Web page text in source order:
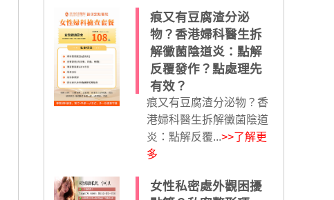
痕又有豆腐渣分泌
物？香港婦科醫生拆
解黴菌陰道炎：點解
反覆發作？點處理先
有效？
痕又有豆腐渣分泌物？香
港婦科醫生拆解黴菌陰道
炎：點解反覆...>>了解更
多
女性私密處外觀困擾